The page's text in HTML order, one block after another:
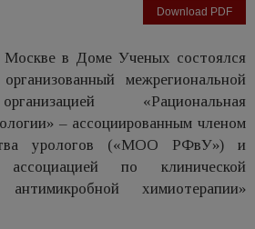
Download PDF
Москве в Доме Ученых состоялся
межрегиональной
«Рациональная
– ассоциированным членом
урологов («МОО РФвУ») и
ассоциацией по клинической
химиотерапии»